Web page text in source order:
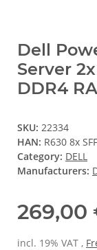
Dell
Server
DDR4
SKU: 22334
HAN: R630 8x
Category: DELL
Manufacturers:
269,00
incl. 19% VAT ,